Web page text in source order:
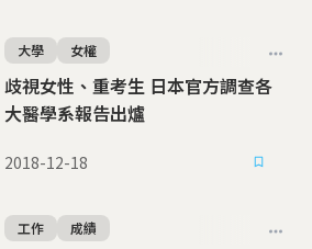
歧視女性、重考生 日本官方調查各
大醫學系報告出爐
大學 女權
2018-12-18
工作 成績